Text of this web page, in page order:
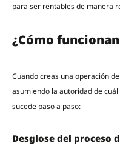
para ser rentables de manera
¿Cómo
Cuando creas una operación
asumiendo la autoridad de
sucede paso a paso:
Desglose del proceso